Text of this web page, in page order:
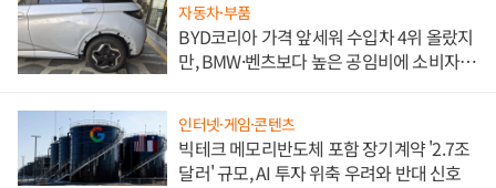
자동차·부품
BYD코리아 가격 앞세워 수입차 4위 올랐지
만, BMW·벤츠보다 높은 공임비에 소비자
인터넷·게임·콘텐츠
빅테크 메모리반도체 포함 장기계약 '2.7조
달러' 규모, AI 투자 위축 우려와 반대 신호